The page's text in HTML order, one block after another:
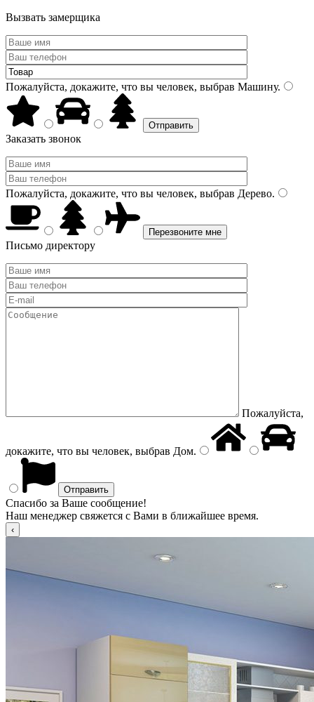
Вызвать замерщика
Пожалуйста, докажите, что вы человек, выбрав Машину.
Заказать звонок
Пожалуйста, докажите, что вы человек, выбрав Дерево.
Письмо директору
Пожалуйста,
докажите, что вы человек, выбрав Дом.
Спасибо за Ваше сообщение!
Наш менеджер свяжется с Вами в ближайшее время.